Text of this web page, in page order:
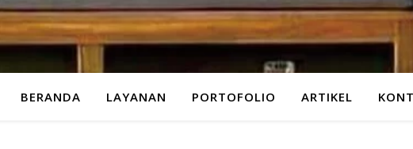
BERANDA LAYANAN PORTOFOLIO ARTIKEL